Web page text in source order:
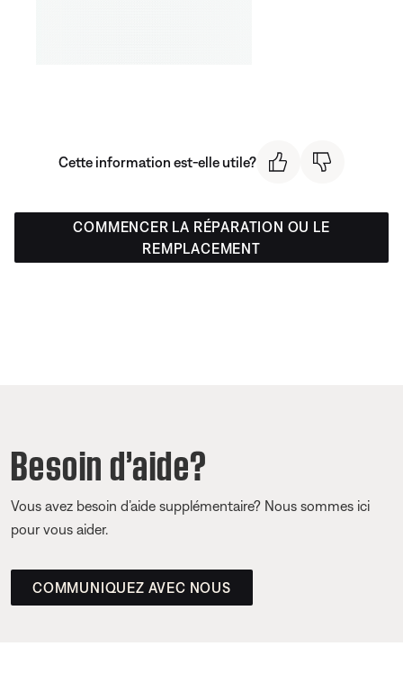
Cette information est-elle utile?
COMMENCER LA RÉPARATION OU LE
REMPLACEMENT
Besoin d’aide?
Vous avez besoin d’aide supplémentaire? Nous sommes ici
pour vous aider.
COMMUNIQUEZ AVEC NOUS